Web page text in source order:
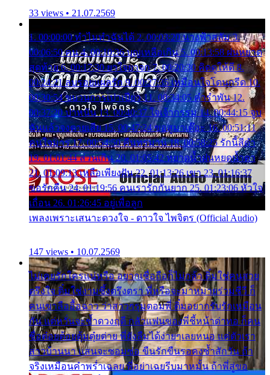
33 views • 21.07.2569
1. 00:00:00 ทำไมทำฉันได้ 2. 00:03:20 นางฟ้าสลัม 3.
00:06:50 คน 4. 00:10:36 บุญเหลือเกิน 5. 00:13:58 ฝนหยาด
สุดท้าย 6. 00:17:30 ยาใจยาจก 7. 00:20:30 คิดดูให้ดี 8.
00:24:21 ลบรอยแผลรัก 9. 00:27:35 เหมือนใจโดนกรีด 10.
00:30:54 ขบวนการเปาเปียว 11. 00:34:05 คำรำพัน 12.
00:37:20 ปาหนัน 13. 00:40:37 ใจเจ้ากรรม 14. 00:44:15 จูบ
ฉันแล้วจงตายเสีย 15. 00:47:24 ขอสูมาเต๊อะ 16. 00:51:11
คนใจมาร 17. 00:54:50 คืนทรมาน 18. 00:58:25 รักนี้สีดำ
19. 01:01:44 ส่วนเกิน 20. 01:05:42 หยาดน้ำฝนหยดน้ำตา
21. 01:09:13 เหลือเพียงฝัน 22. 01:13:26 เขา 23. 01:16:37
ขอรักคืน 24. 01:19:56 คนเรารักกันยาก 25. 01:23:06 หัวใจ
เถื่อน 26. 01:26:45 อยู่เพื่อลูก
เพลงเพราะเสนาะดวงใจ - ดาวใจ ไพจิตร (Official Audio)
147 views • 10.07.2569
ไม่เคยรักใครแน่หรือ อยากเชื่อถือก็ไม่กล้า ติ๋มใช่คนสวย
ตรึงใจ ติ๋มใช่งามซึ้งตรึงตรา พี่หรือจะมาหมายร่วมชีวี ก็
คนเขาลืออื้อฉาว ว่าสาวๆรุมตอมพี่ ติ๋มอยากรับรักเหมือน
กัน แต่หวั่นจะช้ำดวงฤดี กลัวแฟนของพี่ชี้หน้าด่าทอ ก็คน
ชื่อต๋อยต้อยตุ้มตุ๋ยต่าย พี่ยังลืมได้ง่ายๆเลยหนอ แค่ตัวเรา
สาวบ้านนา แสนจะซอมซ่อ ขืนรักขืนรอคงช้ำสักวัน ถ้า
จริงเหมือนคำพร่ำเฉลย พี่อย่าเฉยรีบมาหมั้น ถ้าพี่สู่ขอ